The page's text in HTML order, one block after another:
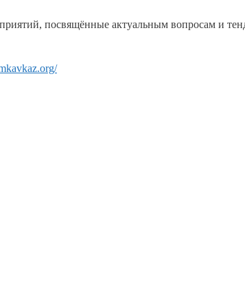
посвящённые актуальным вопросам и